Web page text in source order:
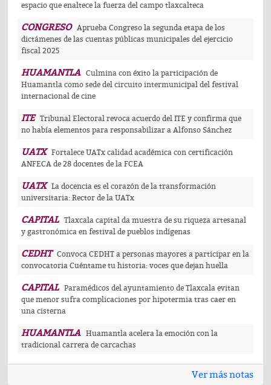
espacio que enaltece la fuerza del campo tlaxcalteca
CONGRESO
Aprueba Congreso la segunda etapa de los
dictámenes de las cuentas públicas municipales del ejercicio
fiscal 2025
HUAMANTLA
Culmina con éxito la participación de
Huamantla como sede del circuito intermunicipal del festival
internacional de cine
ITE
Tribunal Electoral revoca acuerdo del ITE y confirma que
no había elementos para responsabilizar a Alfonso Sánchez
UATX
Fortalece UATx calidad académica con certificación
ANFECA de 28 docentes de la FCEA
UATX
La docencia es el corazón de la transformación
universitaria: Rector de la UATx
CAPITAL
Tlaxcala capital da muestra de su riqueza artesanal
y gastronómica en festival de pueblos indígenas
CEDHT
Convoca CEDHT a personas mayores a participar en la
convocatoria Cuéntame tu historia: voces que dejan huella
CAPITAL
Paramédicos del ayuntamiento de Tlaxcala evitan
que menor sufra complicaciones por hipotermia tras caer en
una cisterna
HUAMANTLA
Huamantla acelera la emoción con la
tradicional carrera de carcachas
Ver más notas